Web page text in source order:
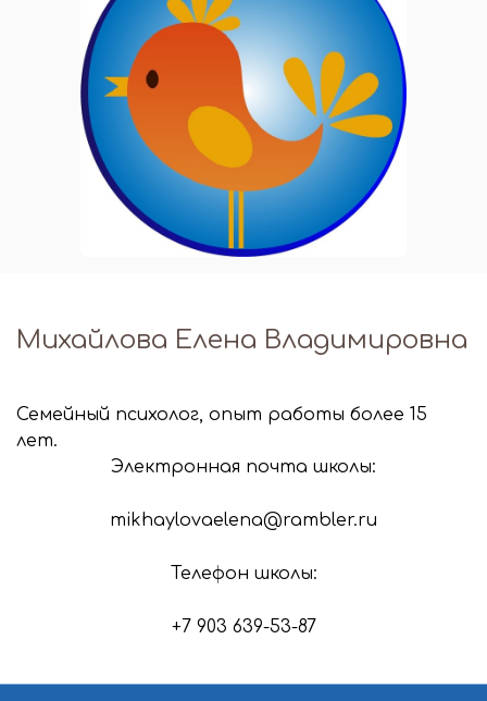
Михайлова Елена Владимировна
Семейный психолог, опыт работы более 15
лет.
Электронная почта школы:
mikhaylovaelena@rambler.ru
Телефон школы:
+7 903 639-53-87